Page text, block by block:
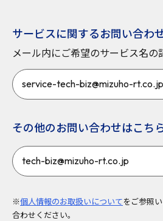
サービスに関するお問い合わ
メール内にご希望のサービス名の
service-tech-biz@mizuho-rt.co.jp
その他のお問い合わせはこち
tech-biz@mizuho-rt.co.jp
※個人情報のお取扱いについてをご参照
合わせください。